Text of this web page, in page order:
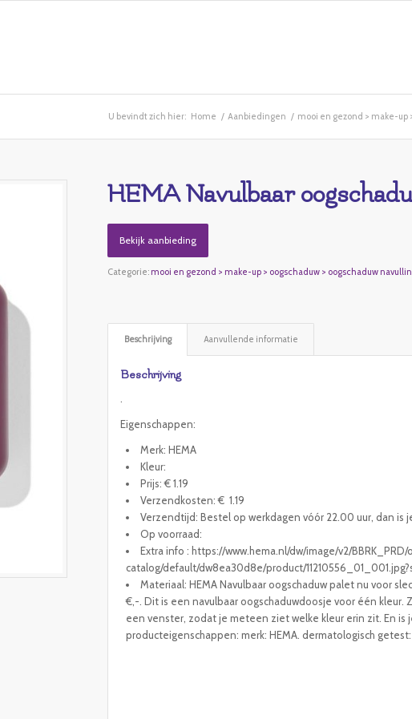
U bevindt zich hier: Home / Aanbiedingen / mooi en gezond > make-up
HEMA Navulbaar
Bekijk aanbieding
Categorie: mooi en gezond > make-up > oogschaduw > oogschaduw
Beschrijving Aanvullende informatie
Beschrijving
Eigenschappen:
Merk: HEMA
Kleur:
Prijs: € 1.19
Verzendkosten: € 1.19
Verzendtijd: Bestel op werkdagen vóór 22.00 uur, dan is
Op voorraad:
Extra info : https://www.hema.nl/dw/image/v2/
catalog/default/dw8ea30d8e/product/
Materiaal: HEMA Navulbaar oogschaduw palet nu voor
€,-. Dit is een navulbaar oogschaduwdoosje voor één
een venster, zodat je meteen ziet welke kleur erin zit. En is
producteigenschappen: merk: HEMA. dermatologisch getest: